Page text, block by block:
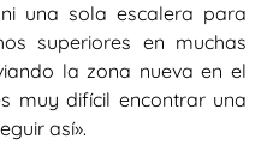
una sola escalera para
superiores en muchas
la zona nueva en el
muy difícil encontrar una
así».